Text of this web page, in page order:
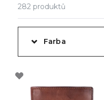
282 produktů
Farba